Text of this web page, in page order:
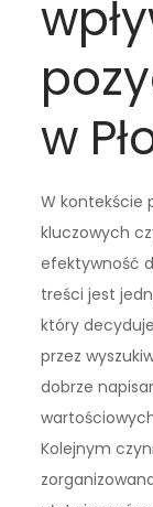
w
W kontekście
kluczowych
efektywność
treści jest
który
przez
dobrze
Kolejnym